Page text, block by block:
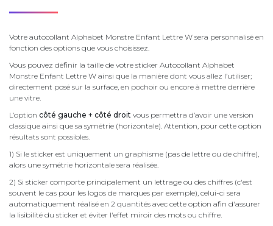
Votre autocollant Alphabet Monstre Enfant Lettre W sera personnalisé en
fonction des options que vous choisissez.
Vous pouvez définir la taille de votre sticker Autocollant Alphabet
Monstre Enfant Lettre W ainsi que la manière dont vous allez l’utiliser;
directement posé sur la surface, en pochoir ou encore à mettre derrière
une vitre.
L’option côté gauche + côté droit vous permettra d’avoir une version
classique ainsi que sa symétrie (horizontale). Attention, pour cette option
résultats sont possibles.
1) Si le sticker est uniquement un graphisme (pas de lettre ou de chiffre),
alors une symétrie horizontale sera réalisée.
2) Si sticker comporte principalement un lettrage ou des chiffres (c'est
souvent le cas pour les logos de marques par exemple), celui-ci sera
automatiquement réalisé en 2 quantités avec cette option afin d'assurer
la lisibilité du sticker et éviter l'effet miroir des mots ou chiffre.